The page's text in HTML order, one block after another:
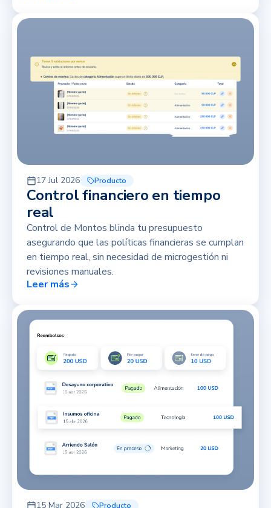
17 Jul 2026 Producto
Control financiero en tiempo
real
Control de Montos blinda tu presupuesto
asegurando que las políticas financieras se cumplan
en tiempo real, sin necesidad de microgestión ni
revisiones manuales.
Leer más
15 Mar 2026 Producto